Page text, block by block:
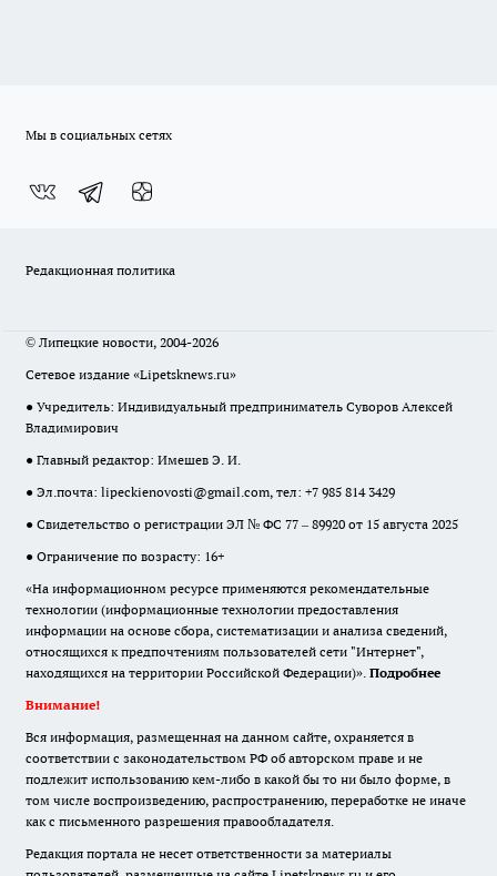
Мы в социальных сетях
Редакционная политика
© Липецкие новости, 2004-2026
Сетевое издание «Lipetsknews.ru»
● Учредитель: Индивидуальный предприниматель Суворов Алексей
Владимирович
● Главный редактор: Имешев Э. И.
● Эл.почта: lipeckienovosti@gmail.com, тел: +7 985 814 3429
● Свидетельство о регистрации ЭЛ № ФС 77 – 89920 от 15 августа 2025
● Ограничение по возрасту: 16+
«На информационном ресурсе применяются рекомендательные
технологии (информационные технологии предоставления
информации на основе сбора, систематизации и анализа сведений,
относящихся к предпочтениям пользователей сети "Интернет",
находящихся на территории Российской Федерации)». Подробнее
Внимание!
Вся информация, размещенная на данном сайте, охраняется в
соответствии с законодательством РФ об авторском праве и не
подлежит использованию кем-либо в какой бы то ни было форме, в
том числе воспроизведению, распространению, переработке не иначе
как с письменного разрешения правообладателя.
Редакция портала не несет ответственности за материалы